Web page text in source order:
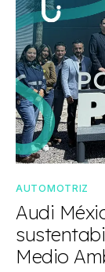
AUTOMOTRIZ
Audi
Medio